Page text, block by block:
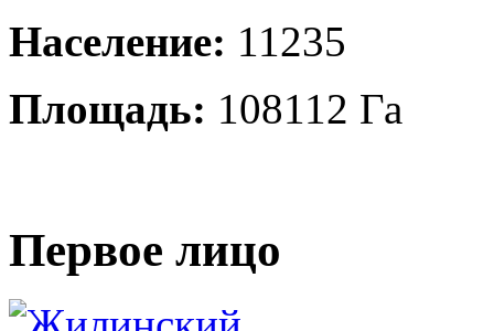
Население: 11235
Площадь: 108112 Га
Первое лицо